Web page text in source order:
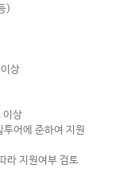
)
상
이상
어에 준하여 지원
라 지원여부 검토